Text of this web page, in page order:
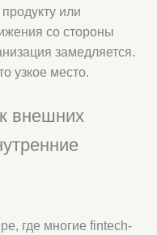
или
со стороны
замедляется.
узкое место.
внешних
где многие fintech-